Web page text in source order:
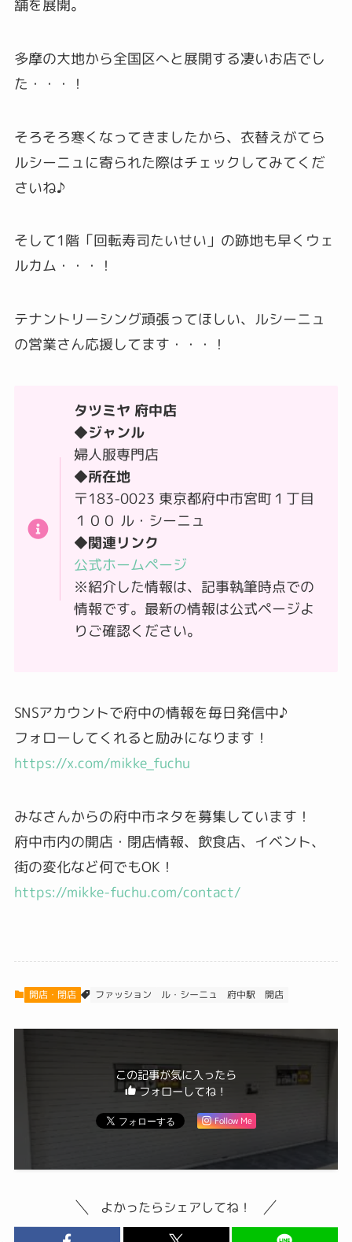
舗を展開。
多摩の大地から全国区へと展開する凄いお店でし
た ・・・！
そろそろ寒くなってきましたから、衣替えがてら
ルシーニュに寄られた際はチェックしてみてくだ
さいね♪
そして1階「回転寿司たいせい」の跡地も早くウェ
ルカム・・・！
テナントリーシング頑張ってほしい、ルシーニュ
の営業さん応援してます・・・！
タツミヤ 府中店
◆ジャンル
婦人服専門店
◆所在地
〒183-0023 東京都府中市宮町１丁目
１００ ル・シーニュ
◆関連リンク
公式ホームページ
※紹介した情報は、記事執筆時点での
情報です。最新の情報は公式ページよ
りご確認ください。
SNSアカウントで府中の情報を毎日発信中♪
フォローしてくれると励みになります！
https://x.com/mikke_fuchu
みなさんからの府中市ネタを募集しています！
府中市内の開店・閉店情報、飲食店、イベント、
街の変化など何でもOK！
https://mikke-fuchu.com/contact/
開店・閉店 ファッション ル・シーニュ 府中駅 開店
この記事が気に入ったら
フォローしてね！
Follow Me
よかったらシェアしてね！